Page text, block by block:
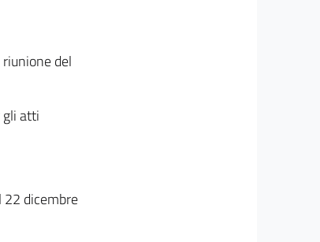
del
gli atti
22 dicembre